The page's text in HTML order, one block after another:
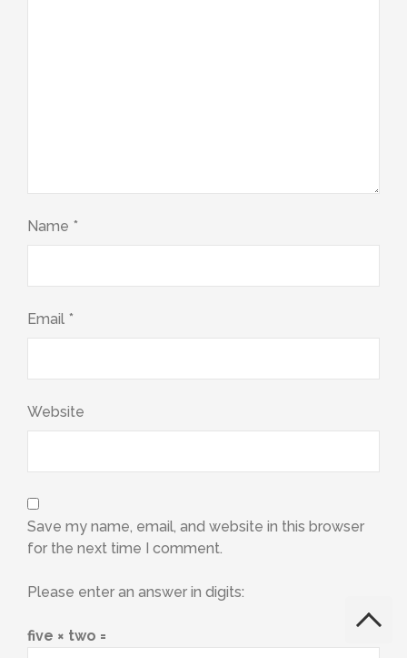
Name *
Email *
Website
Save my name, email, and website in this browser
for the next time I comment.
Please enter an answer in digits:
five × two =